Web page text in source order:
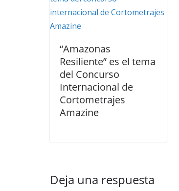
“Amazonas
Resiliente” es el tema
del Concurso
Internacional de
Cortometrajes
Amazine
Deja una respuesta